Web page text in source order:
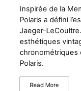
Inspirée de la
Polaris a défini
Jaeger-
esthétiques
chronométriques
Polaris.
Read More